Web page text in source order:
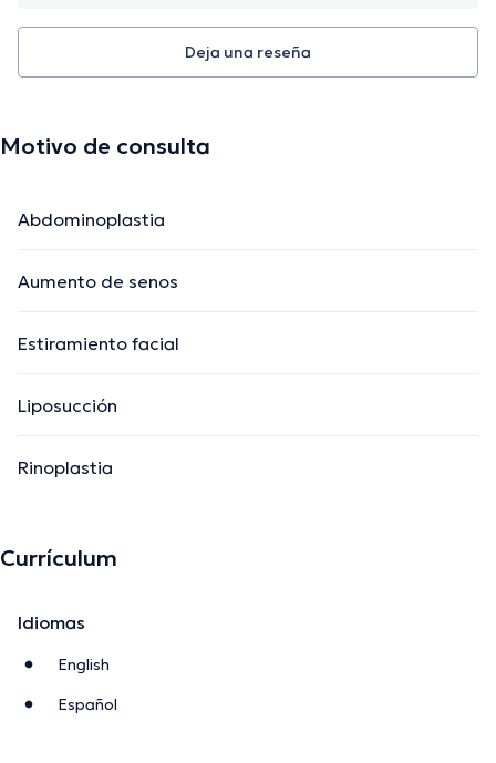
Deja una reseña
Motivo de consulta
Abdominoplastia
Aumento de senos
Estiramiento facial
Liposucción
Rinoplastia
Currículum
Idiomas
English
Español